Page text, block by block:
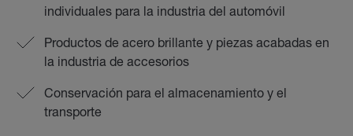
individuales para la industria del automóvil
Productos de acero brillante y piezas acabadas en
la industria de accesorios
Conservación para el almacenamiento y el
transporte